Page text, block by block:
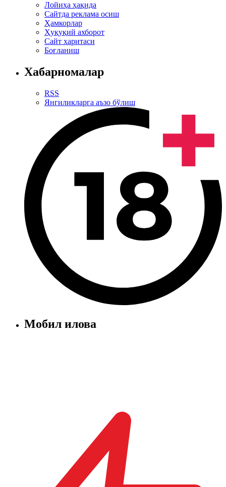
Лойиҳа ҳақида
Сайтда реклама осиш
Ҳамкорлар
Ҳуқуқий ахборот
Сайт харитаси
Боғланиш
Хабарномалар
RSS
Янгиликларга аъзо бўлиш
Мобил илова